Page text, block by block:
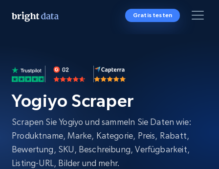
Gratis testen
Yogiyo Scraper
Scrapen Sie Yogiyo und sammeln Sie Daten wie:
Produktname, Marke, Kategorie, Preis, Rabatt,
Bewertung, SKU, Beschreibung, Verfügbarkeit,
Listing-URL, Bilder und mehr.